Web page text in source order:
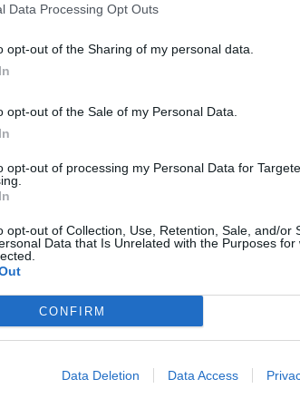
Data Processing Opt Outs
opt-out of the Sharing of my personal data.
opt-out of the Sale of my Personal Data.
opt-out of processing my Personal Data for
opt-out of Collection, Use, Retention, Sale, and/or
Data that Is Unrelated with the Purposes for
CONFIRM
Data Deletion Data Access
se
aos 40 graus, a Direção-Geral da
como beber pelo menos 1,5
em ambientes frescos e
e estores fechados durante as horas